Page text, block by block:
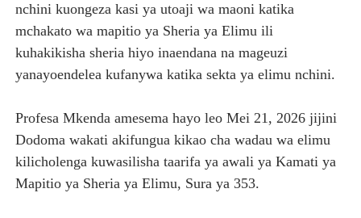
nchini kuongeza kasi ya utoaji wa maoni katika
mchakato wa mapitio ya Sheria ya Elimu ili
kuhakikisha sheria hiyo inaendana na mageuzi
yanayoendelea kufanywa katika sekta ya elimu nchini.
Profesa Mkenda amesema hayo leo Mei 21, 2026 jijini
Dodoma wakati akifungua kikao cha wadau wa elimu
kilicholenga kuwasilisha taarifa ya awali ya Kamati ya
Mapitio ya Sheria ya Elimu, Sura ya 353.